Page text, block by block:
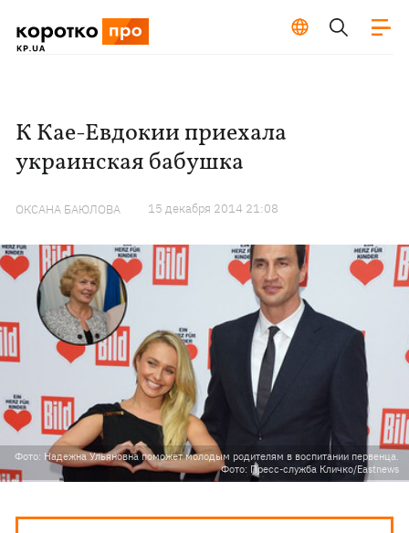
К Кае-Евдокии приехала
украинская бабушка
ОКСАНА БАЮЛОВА 15 декабря 2014 21:08
Фото: Надежна Ульяновна поможет молодым родителям в воспитании первенца.
Фото: Пресс-служба Кличко/Eastnews